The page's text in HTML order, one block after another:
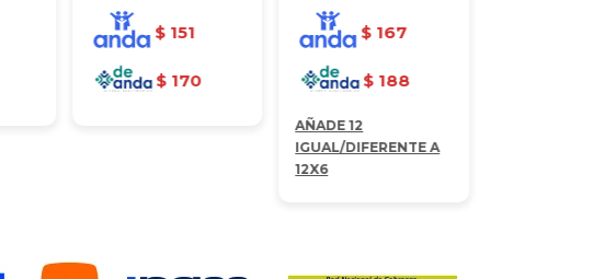
$ 151
$ 170
$ 167
$ 188
AÑADE 12
IGUAL/DIFERENTE A
12X6